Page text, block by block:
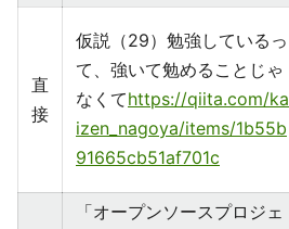
直
接
仮説（29）勉強しているっ
て、強いて勉めることじゃ
なくてhttps://qiita.com/ka
izen_nagoya/items/1b55b
91665cb51af701c
「オープンソースプロジェ